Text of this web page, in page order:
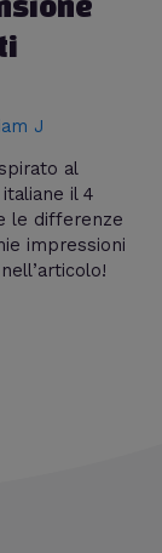
J
al
il 4
le differenze
impressioni